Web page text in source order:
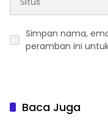
Simpan nama,
peramban ini
Baca Juga